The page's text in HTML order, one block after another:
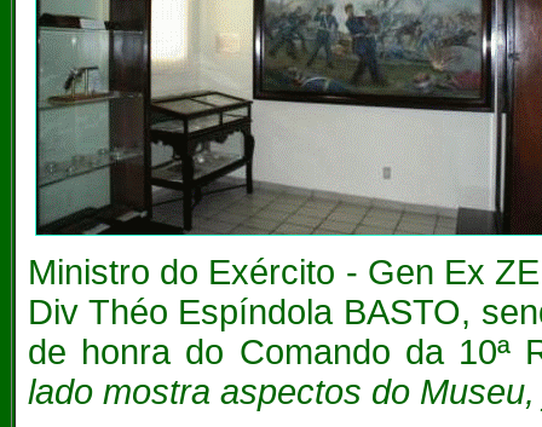
Ministro do Exército - Gen Ex
Div Théo Espíndola BASTO,
de honra do Comando da 10ª
lado mostra aspectos do